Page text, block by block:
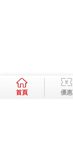
加入好友